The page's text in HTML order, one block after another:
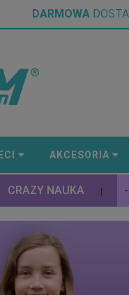
AKCESORIA
CRAZY NAUKA |
DARMOWA